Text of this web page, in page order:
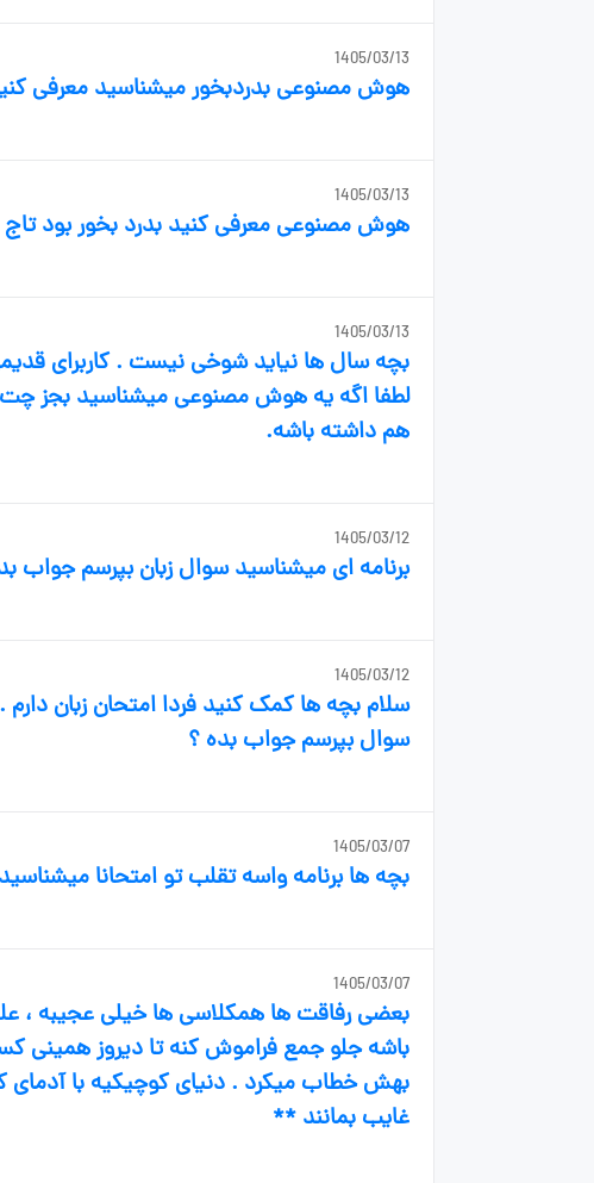
1405/03/13
هوش مصنوعی بدردبخور میشناسید معرفی
1405/03/13
هوش مصنوعی معرفی کنید بدرد بخور بود
1405/03/13
بچه سال ها نیاید شوخی نیست . کاربرای
لطفا اگه یه هوش مصنوعی میشناسید بجز
هم داشته باشه.
1405/03/12
برنامه ای میشناسید سوال زبان بپرسم جواب
1405/03/12
سلام بچه ها کمک کنید فردا امتحان زبان
سوال بپرسم جواب بده ؟
1405/03/07
بچه ها برنامه واسه تقلب تو امتحانا
1405/03/07
بعضی رفاقت ها همکلاسی ها خیلی عجیبه ،
باشه جلو جمع فراموش کنه تا دیروز همینی
بهش خطاب میکرد . دنیای کوچیکیه با آدمای
غایب بمانند **